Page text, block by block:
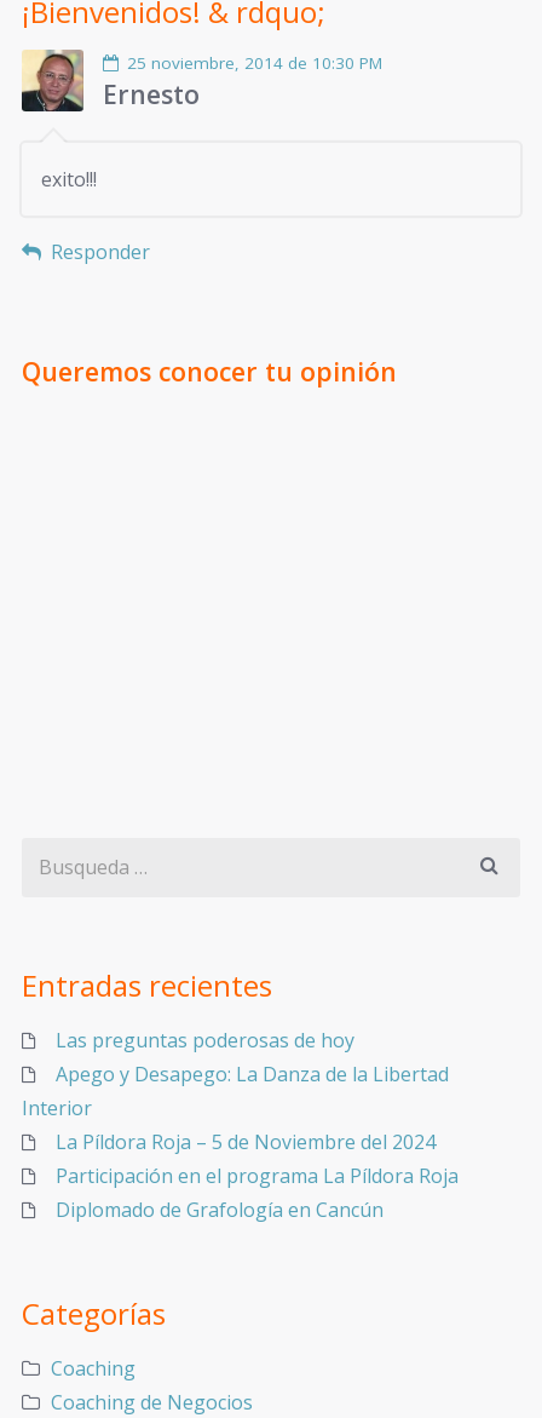
¡Bienvenidos! & rdquo;
25 noviembre, 2014 de 10:30 PM
Ernesto
exito!!!
Responder
Queremos conocer tu opinión
Entradas recientes
Las preguntas poderosas de hoy
Apego y Desapego: La Danza de la Libertad
Interior
La Píldora Roja – 5 de Noviembre del 2024
Participación en el programa La Píldora Roja
Diplomado de Grafología en Cancún
Categorías
Coaching
Coaching de Negocios